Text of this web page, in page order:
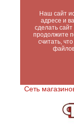
Наш сайт
адресе и
сделать
продолжите
считать,
Сеть